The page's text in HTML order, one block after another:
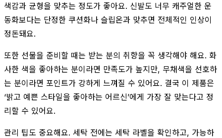
색감과 균형을 맞추는 정도가 좋아요. 신발도 너무 캐주얼한 운
동화보다는 단정한 쿠션화나 슬립온과 맞추면 전체적인 인상이
정돈돼요.
또한 선물을 준비할 때는 받는 분의 취향을 꼭 생각해야 해요. 화
사한 색을 좋아하는 분이라면 만족도가 높지만, 무채색을 선호하
는 분이라면 포인트가 강하게 느껴질 수 있어요. 결국 이 제품은
‘밝고 예쁜 스타일을 좋아하는 어르신’에게 가장 잘 맞는다고 정
리할 수 있어요.
관리 팁도 중요해요. 세탁 전에는 세탁 라벨을 확인하고, 가능하